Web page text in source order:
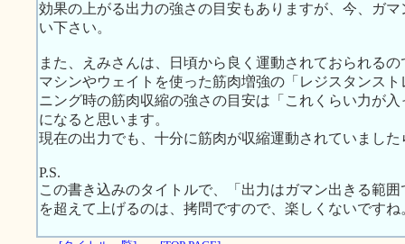
効果の上がる出力の強さの目安もありますが、今、ガ
い下さい。
また、えみさんは、日頃から良く運動されておられるの
マシンやウェイトを使った筋肉増強の「レジスタンス
ニング時の筋肉収縮の強さの目安は「これくらい力が
になると思います。
現在の出力でも、十分に筋肉が収縮運動されていまし
P.S.
この書き込みのタイトルで、「出力はガマン出きる範
を超えて上げるのは、拷問ですので、楽しくないですね